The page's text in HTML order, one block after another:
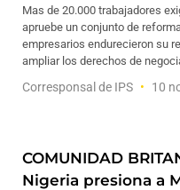
Mas de 20.000 trabajadores
apruebe un conjunto de
empresarios endurecieron su
ampliar los derechos de
Corresponsal de IPS 10
COMUNIDAD
Nigeria presiona a